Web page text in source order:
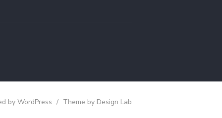
by WordPress / Theme by Design Lab